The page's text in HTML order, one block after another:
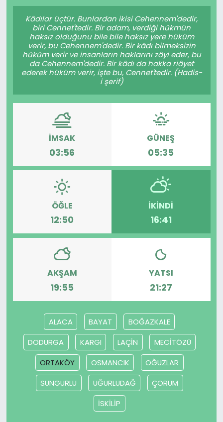
Kâdılar üçtür. Bunlardan ikisi Cehennem'dedir,
biri Cennet'tedir. Bir adam, verdiği hükmün
haksız olduğunu bile bile haksız yere hüküm
verir, bu Cehennem'dedir. Bir kâdı bilmeksizin
hüküm verir ve insanların haklarını zâyi eder, bu
da Cehennem'dedir. Bir kâdı da hakka riâyet
ederek hüküm verir, işte bu, Cennet'tedir. (Hadis-
i şerif)
İMSAK
03:56
GÜNEŞ
05:35
ÖĞLE
12:50
İKINDI
16:41
AKŞAM
19:55
YATSI
21:27
ALACA BAYAT
BOĞAZKALE
DODURGA
KARGI LAÇİN
MECİTÖZÜ
ORTAKÖY
OSMANCIK
OĞUZLAR
SUNGURLU
UĞURLUDAĞ
ÇORUM
İSKİLİP
Gündem
KKTC
KKTC YEREL SEÇİM 2018
Kültür Sanat
Magazin
Moda
Nöbetçi Eczaneler
Otomobil Dünyası
Politika
SAĞLIK
Spor
TÜRKiYE
Video Galeri
YAŞAM